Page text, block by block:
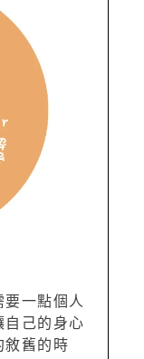
一點個人
自己的身心
敘舊的時